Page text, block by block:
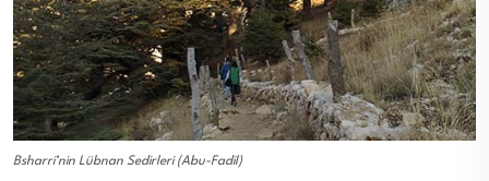
Bsharri’nin Lübnan Sedirleri (Abu-Fadil)